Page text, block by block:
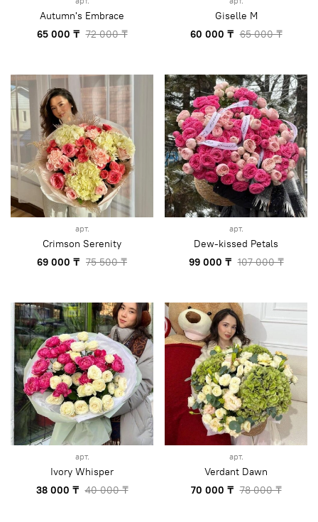
Autumn's Embrace
65 000 ₸ 72 000 ₸
Giselle M
60 000 ₸ 65 000 ₸
арт.
Crimson Serenity
69 000 ₸ 75 500 ₸
арт.
Dew-kissed Petals
99 000 ₸ 107 000 ₸
арт.
Ivory Whisper
38 000 ₸ 40 000 ₸
арт.
Verdant Dawn
70 000 ₸ 78 000 ₸